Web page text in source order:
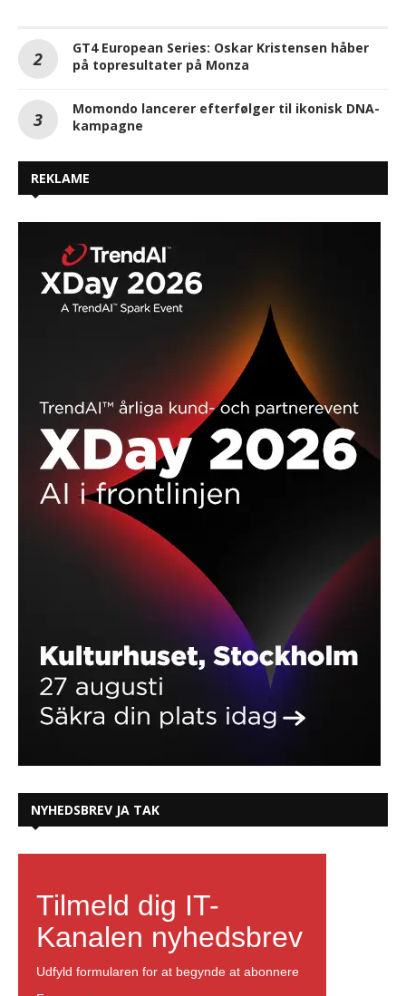
GT4 European Series: Oskar Kristensen håber
på topresultater på Monza
Momondo lancerer efterfølger til ikonisk DNA-
kampagne
REKLAME
NYHEDSBREV JA TAK